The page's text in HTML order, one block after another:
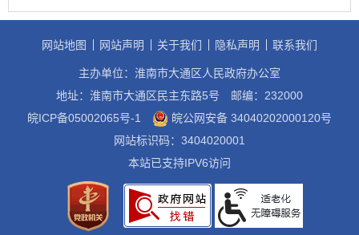
网站地图 网站声明 关于我们 隐私声明 联系我们
主办单位：淮南市大通区人民政府办公室
地址：淮南市大通区民主东路5号
邮编：232000
皖ICP备05002065号-1
皖公网安备 34040202000120号
网站标识码：3404020001
本站已支持IPV6访问